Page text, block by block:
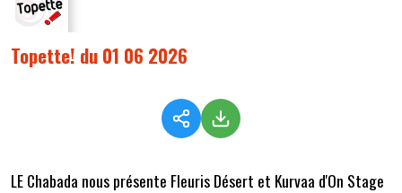
Topette! du 01 06 2026
LE Chabada nous présente Fleuris Désert et Kurvaa d'On Stage